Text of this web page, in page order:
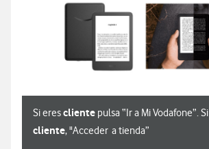
Si erescliente pulsa “Ir a Mi Vodafone”. Si
cliente, "Acceder a tienda”